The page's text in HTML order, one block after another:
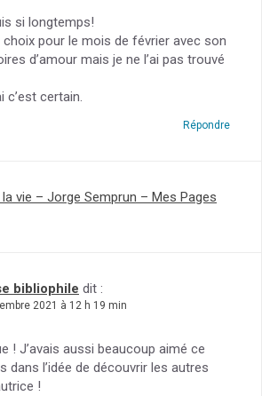
si longtemps!
choix pour le mois de février avec son
d’amour mais je ne l’ai pas trouvé
c’est certain.
Répondre
la vie – Jorge Semprun – Mes Pages
bibliophile dit :
2021 à 12 h 19 min
! J’avais aussi beaucoup aimé ce
dans l’idée de découvrir les autres
!